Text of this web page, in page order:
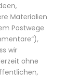
Materialien
Postwege
wir
ohne